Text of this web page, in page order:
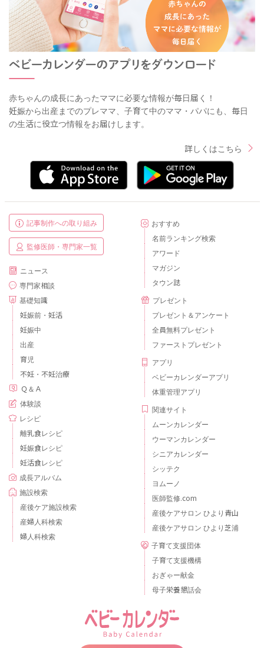
赤ちゃんの成長にあったママに必要な情報が毎日届く！
妊娠から出産までのプレママ、子育て中のママ・パパにも、毎日
の生活に役立つ情報をお届けします。
詳しくはこちら
記事制作への取り組み
監修医師・専門家一覧
ニュース
専門家相談
基礎知識
妊娠前・妊活
妊娠中
出産
育児
不妊・不妊治療
Ｑ＆Ａ
体験談
レシピ
離乳食レシピ
妊娠食レシピ
妊活食レシピ
成長アルバム
施設検索
産後ケア施設検索
産婦人科検索
婦人科検索
おすすめ
名前ランキング検索
アワード
マガジン
タウン誌
プレゼント
プレゼント＆アンケート
全員無料プレゼント
ファーストプレゼント
アプリ
ベビーカレンダーアプリ
体重管理アプリ
関連サイト
ムーンカレンダー
ウーマンカレンダー
シニアカレンダー
シッテク
ヨムーノ
医師監修.com
産後ケアサロン ひより青山
産後ケアサロン ひより芝浦
子育て支援団体
子育て支援機構
おぎゃー献金
母子栄養懇話会